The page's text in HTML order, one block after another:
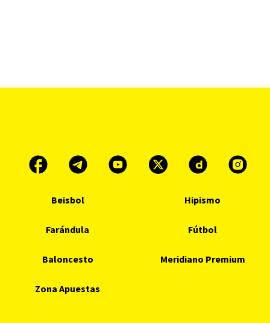
Beisbol Hipismo
Farándula Fútbol
Baloncesto Meridiano Premium
Zona Apuestas